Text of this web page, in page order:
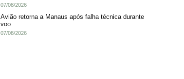
07/08/2026
Avião retorna a Manaus após falha técnica durante
voo
07/08/2026